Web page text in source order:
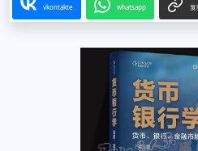
vkontakte whatsapp 复